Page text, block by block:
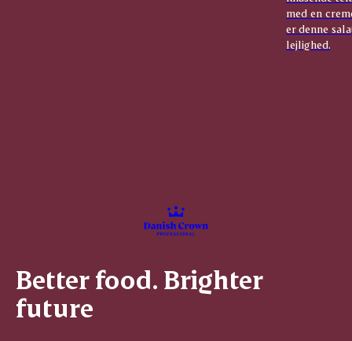
med en
er denne
lejlighed.
Better food. Brighter
future